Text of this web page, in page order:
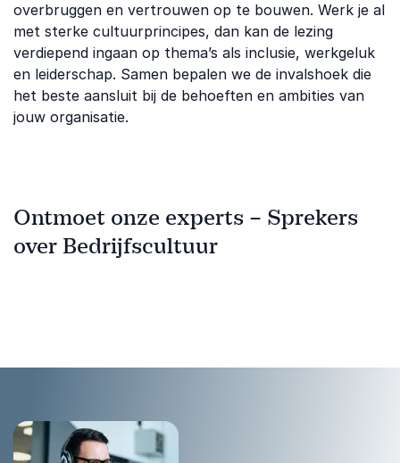
overbruggen en vertrouwen op te bouwen. Werk je al
met sterke cultuurprincipes, dan kan de lezing
verdiepend ingaan op thema’s als inclusie, werkgeluk
en leiderschap. Samen bepalen we de invalshoek die
het beste aansluit bij de behoeften en ambities van
jouw organisatie.
Ontmoet onze experts – Sprekers
over Bedrijfscultuur